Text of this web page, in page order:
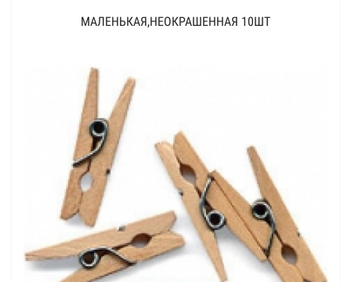
МАЛЕНЬКАЯ,НЕОКРАШЕННАЯ 10ШТ